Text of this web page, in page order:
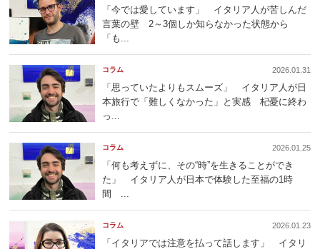
「今では愛しています」 イタリア人が苦しんだ
言葉の壁 2～3個しか知らなかった状態から
「も...
コラム 2026.01.31
「思っていたよりもスムーズ」 イタリア人が日
本旅行で「難しくなかった」と実感 杞憂に終わ
っ...
コラム 2026.01.25
「何も考えずに、その“時”を生きることができ
た」 イタリア人が日本で体験した至福の1時
間 ...
コラム 2026.01.23
「イタリアでは注意を払って話します」 イタリ